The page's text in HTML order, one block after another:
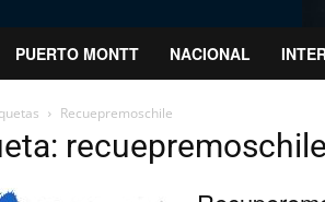
PUERTO MONTT NACIONAL
Recuepremoschile
recuepremoschile